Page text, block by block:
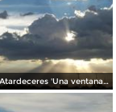
Atardeceres 'Una ventana al cielo